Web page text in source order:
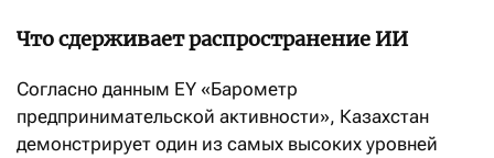
Что сдерживает распространение ИИ
Согласно данным EY «Барометр
предпринимательской активности», Казахстан
демонстрирует один из самых высоких уровней